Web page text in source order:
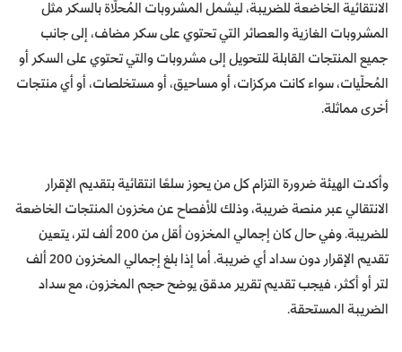
الانتقائية الخاضعة للضريبة، ليشمل المشروبات المُحلّاة بالسكر مثل
المشروبات الغازية والعصائر التي تحتوي على سكر مضاف، إلى جانب
جميع المنتجات القابلة للتحويل إلى مشروبات والتي تحتوي على السكر أو
المُحلّيات، سواء كانت مركزات، أو مساحيق، أو مستخلصات، أو أي منتجات
أخرى مماثلة.
وأكدت الهيئة ضرورة التزام كل من يحوز سلعًا انتقائية بتقديم الإقرار
الانتقالي عبر منصة ضريبة، وذلك للإفصاح عن مخزون المنتجات الخاضعة
للضريبة. وفي حال كان إجمالي المخزون أقل من 200 ألف لتر، يتعين
تقديم الإقرار دون سداد أي ضريبة. أما إذا بلغ إجمالي المخزون 200 ألف
لتر أو أكثر، فيجب تقديم تقرير مدقق يوضح حجم المخزون، مع سداد
الضريبة المستحقة.